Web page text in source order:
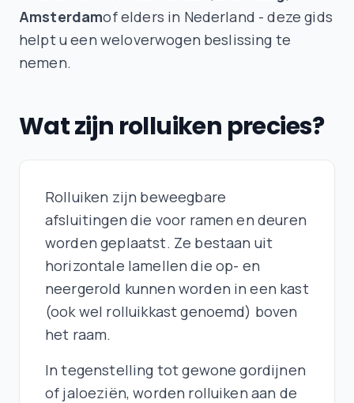
Amsterdamof elders in Nederland - deze gids
helpt u een weloverwogen beslissing te
nemen.
Wat zijn rolluiken precies?
Rolluiken zijn beweegbare
afsluitingen die voor ramen en deuren
worden geplaatst. Ze bestaan uit
horizontale lamellen die op- en
neergerold kunnen worden in een kast
(ook wel rolluikkast genoemd) boven
het raam.
In tegenstelling tot gewone gordijnen
of jaloeziën, worden rolluiken aan de